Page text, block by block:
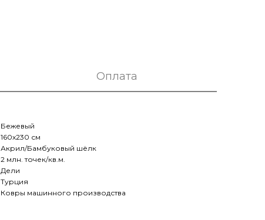
Оплата
Бежевый
160х230 см
Акрил/Бамбуковый шёлк
2 млн. точек/кв.м.
Дели
Турция
Ковры машинного производства